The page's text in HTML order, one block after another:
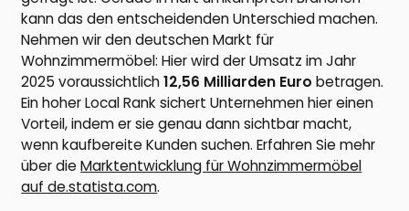
kann das den entscheidenden Unterschied machen.
Nehmen wir den deutschen Markt für
Wohnzimmermöbel: Hier wird der Umsatz im Jahr
2025 voraussichtlich12,56 Milliarden Euro betragen.
Ein hoher Local Rank sichert Unternehmen hier einen
Vorteil, indem er sie genau dann sichtbar macht,
wenn kaufbereite Kunden suchen. Erfahren Sie mehr
über dieMarktentwicklung für Wohnzimmermöbel
auf de.statista.com.